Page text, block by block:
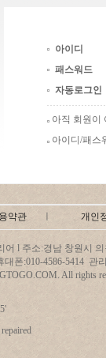
아이디
패스워드
자동로그인
아직 회원
아이디/패
약관 개인
어 l 주소:경남 창원시
대폰:010-4586-5414 관
All rights